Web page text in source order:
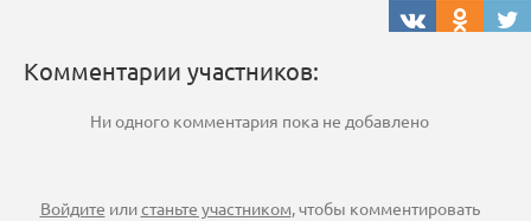
Комментарии участников:
Ни одного комментария пока не добавлено
Войдите илистаньте участником, чтобы комментировать